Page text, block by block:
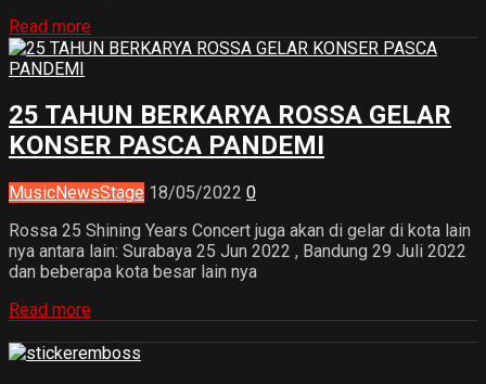
Read more
25 TAHUN BERKARYA ROSSA GELAR
KONSER PASCA PANDEMI
MusicNewsStage 18/05/2022 0
Rossa 25 Shining Years Concert juga akan di gelar di kota lain
nya antara lain: Surabaya 25 Jun 2022 , Bandung 29 Juli 2022
dan beberapa kota besar lain nya
Read more